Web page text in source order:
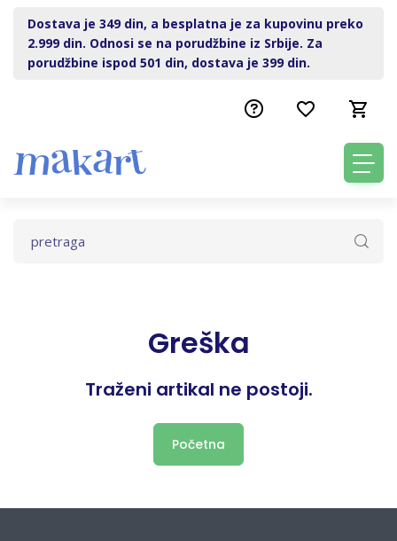
Dostava je 349 din, a besplatna je za kupovinu preko
2.999 din. Odnosi se na porudžbine iz Srbije. Za
porudžbine ispod 501 din, dostava je 399 din.
Greška
Traženi artikal ne postoji.
Početna